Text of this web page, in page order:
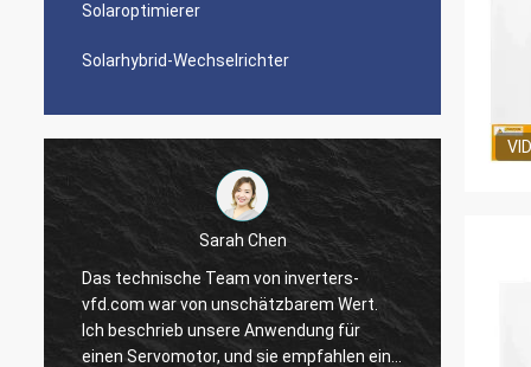
Solaroptimierer
Solarhybrid-Wechselrichter
Sarah Chen
Das technische Team von inverters-
vfd.com war von unschätzbarem Wert.
Ich beschrieb unsere Anwendung für
einen Servomotor, und sie empfahlen ein